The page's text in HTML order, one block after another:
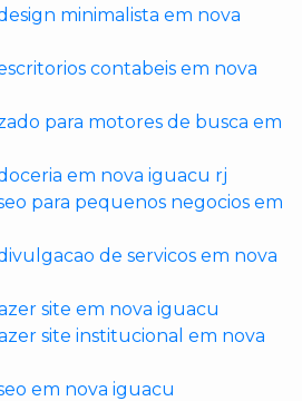
minimalista em nova
contabeis em nova
para motores de busca em
em nova iguacu rj
para pequenos negocios em
de servicos em nova
site em nova iguacu
site institucional em nova
em nova iguacu